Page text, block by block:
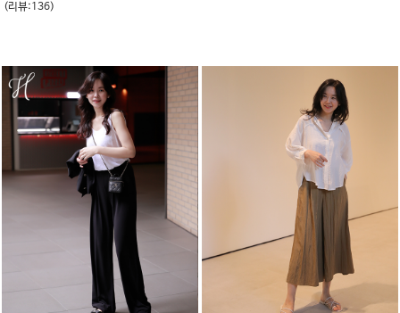
(리뷰:136)